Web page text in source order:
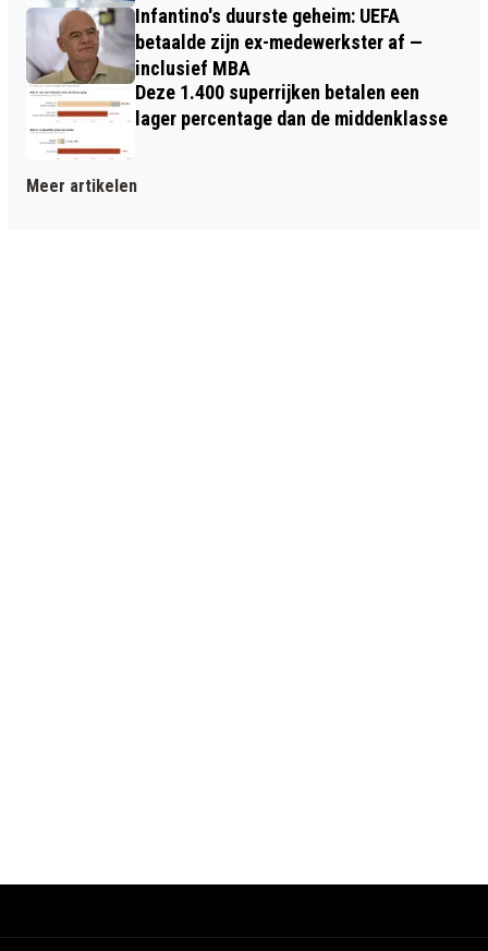
Infantino's duurste geheim: UEFA
betaalde zijn ex-medewerkster af —
inclusief MBA
Deze 1.400 superrijken betalen een
lager percentage dan de middenklasse
Meer artikelen